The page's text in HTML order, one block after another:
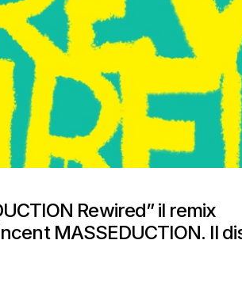
Rewired” il remix
MASSEDUCTION. Il